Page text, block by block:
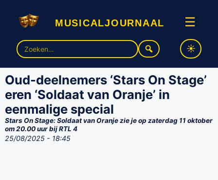
musicaljournaal ☰
Zoek
naar:
Oud-deelnemers ‘Stars On Stage’
eren ‘Soldaat van Oranje’ in
eenmalige special
Stars On Stage: Soldaat van Oranje zie je op zaterdag 11 oktober
om 20.00 uur bij RTL 4
25/08/2025 - 18:45